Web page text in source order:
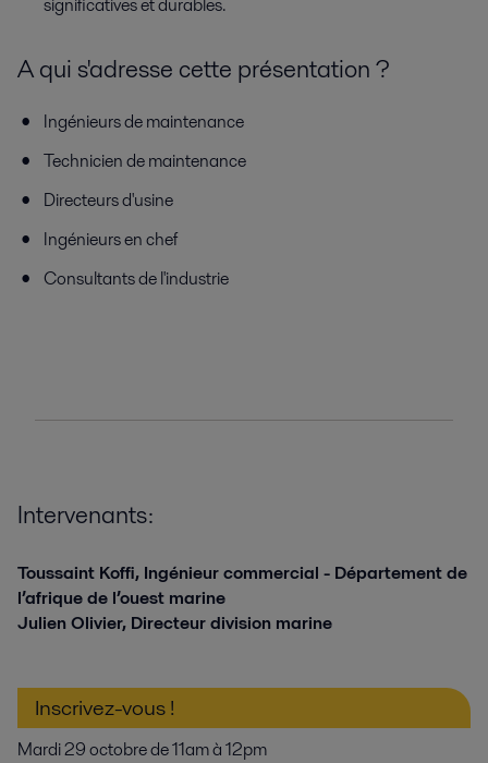
A qui s'adresse cette présentation ?
Ingénieurs de maintenance
Technicien de maintenance
Directeurs d'usine
Ingénieurs en chef
Consultants de l'industrie
Intervenants:
Toussaint Koffi, Ingénieur commercial - Département de
l’afrique de l’ouest marine
Julien Olivier, Directeur division marine
Inscrivez-vous !
Mardi 29 octobre de 11am à 12pm